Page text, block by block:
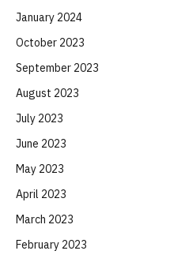
January 2024
October 2023
September 2023
August 2023
July 2023
June 2023
May 2023
April 2023
March 2023
February 2023